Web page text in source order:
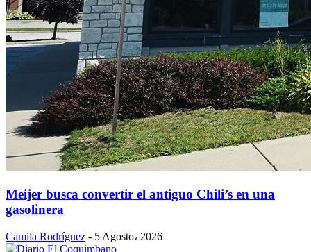
Meijer busca convertir el antiguo Chili’s en una
gasolinera
Camila Rodríguez - 5 Agosto، 2026